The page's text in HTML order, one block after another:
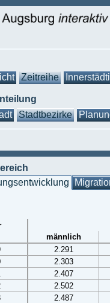
Zeitreihe
Stadtbezirke
männlich
2.291
2.303
2.407
2.502
2.487